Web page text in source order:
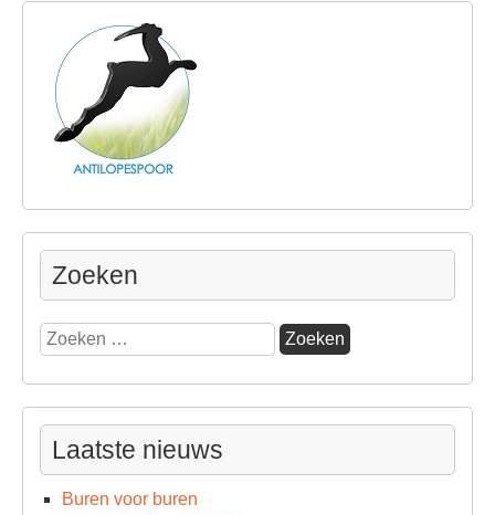
Zoeken
Zoeken
naar:
Laatste nieuws
Buren voor buren